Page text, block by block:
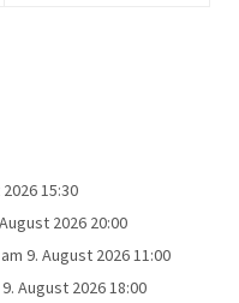
15:30
2026 20:00
am 9. August 2026 11:00
August 2026 18:00